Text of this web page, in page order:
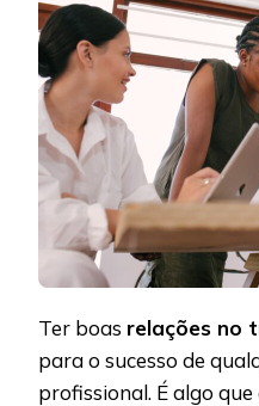
Ter boas relações no
para o sucesso de
profissional. É algo